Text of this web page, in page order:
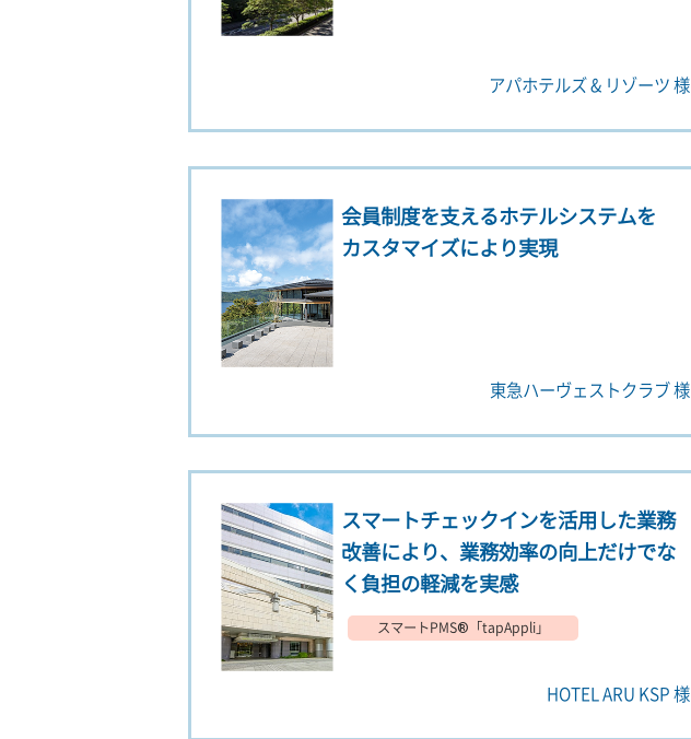
アパホテルズ & リゾーツ 様
会員制度を支えるホテルシステムを
カスタマイズにより実現
東急ハーヴェストクラブ 様
スマートチェックインを活用した業務
改善により、業務効率の向上だけでな
く負担の軽減を実感
スマートPMS®︎「tapAppli」
HOTEL ARU KSP 様